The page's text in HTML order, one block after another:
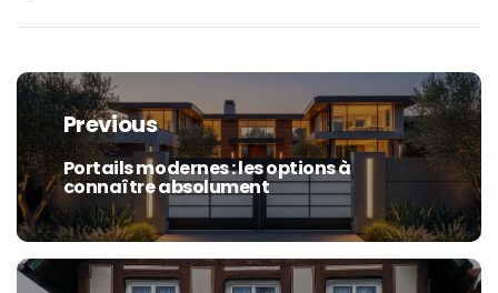
Navigation
de
l’article
Previous
Previous
post:
Portails modernes : les options à
connaître absolument